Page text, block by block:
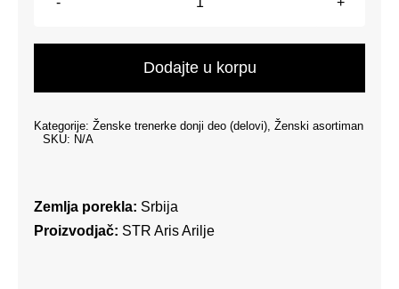
donji
kosi
količina
Dodajte u korpu
Kategorije: Ženske trenerke donji deo (delovi), Ženski asortiman
SKU: N/A
Zemlja porekla: Srbija
Proizvodjač: STR Aris Arilje